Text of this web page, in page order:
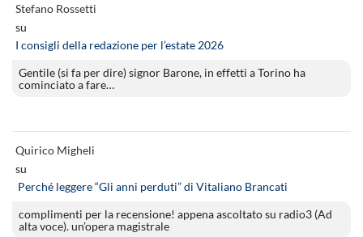
Stefano Rossetti
su
I consigli della redazione per l’estate 2026
Gentile (si fa per dire) signor Barone, in effetti a Torino ha
cominciato a fare…
Quirico Migheli
su
Perché leggere “Gli anni perduti” di Vitaliano Brancati
complimenti per la recensione! appena ascoltato su radio3 (Ad
alta voce). un’opera magistrale